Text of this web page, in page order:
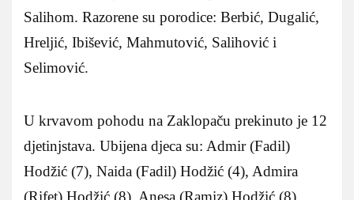
Salihom. Razorene su porodice: Berbić, Dugalić,
Hreljić, Ibišević, Mahmutović, Salihović i
Selimović.
U krvavom pohodu na Zaklopaču prekinuto je 12
djetinjstava. Ubijena djeca su: Admir (Fadil)
Hodžić (7), Naida (Fadil) Hodžić (4), Admira
(Rifet) Hodžić (8), Anesa (Ramiz) Hodžić (8),